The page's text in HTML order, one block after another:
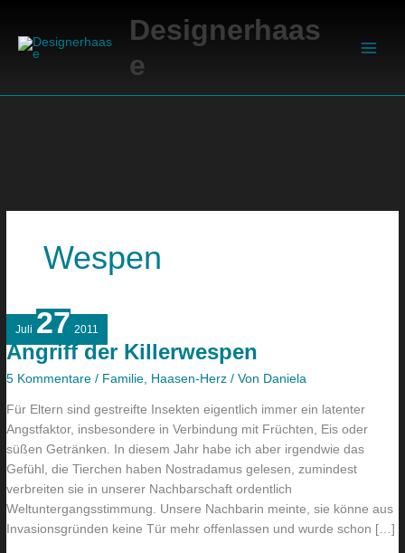
springen
Designerhaas
e
Wespen
Juli 27 2011
Angriff der Killerwespen
5 Kommentare / Familie, Haasen-Herz / Von Daniela
Für Eltern sind gestreifte Insekten eigentlich immer ein latenter
Angstfaktor, insbesondere in Verbindung mit Früchten, Eis oder
süßen Getränken. In diesem Jahr habe ich aber irgendwie das
Gefühl, die Tierchen haben Nostradamus gelesen, zumindest
verbreiten sie in unserer Nachbarschaft ordentlich
Weltuntergangsstimmung. Unsere Nachbarin meinte, sie könne aus
Invasionsgründen keine Tür mehr offenlassen und wurde schon […]
Angriff
der
Killerwespen